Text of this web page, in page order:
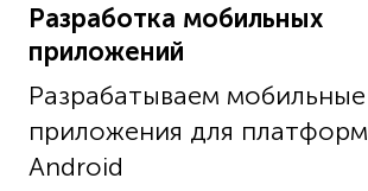
Разработка мобильных
приложений
Разрабатываем мобильные
приложения для
Android